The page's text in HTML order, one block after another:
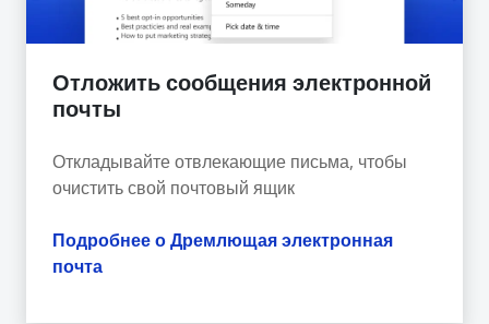
Отложить сообщения электронной
почты
Откладывайте отвлекающие письма, чтобы
очистить свой почтовый ящик
Подробнее о Дремлющая электронная
почта